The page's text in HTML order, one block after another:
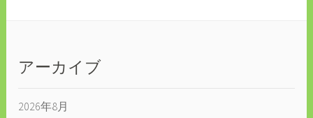
アーカイブ
2026年8月